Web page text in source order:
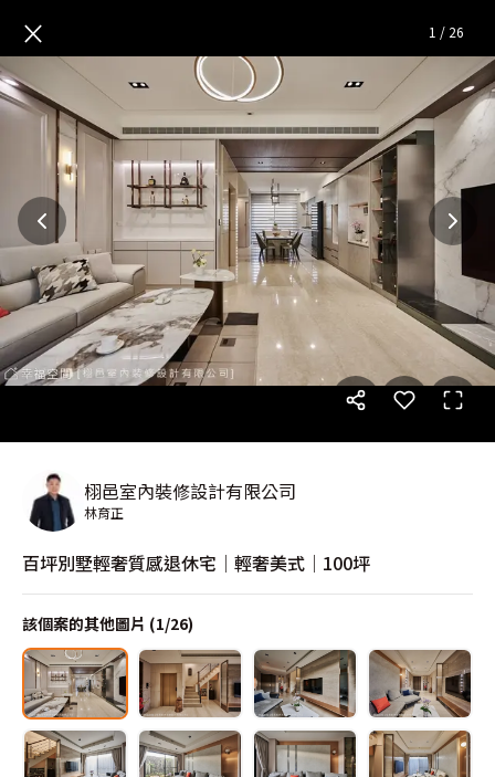
百坪別墅輕奢質感退休宅│輕
× 1 / 26
栩邑室內裝修設計有限公司
林育正
百坪別墅輕奢質感退休宅│輕奢美式│100坪
該個案的其他圖片 (1/26)